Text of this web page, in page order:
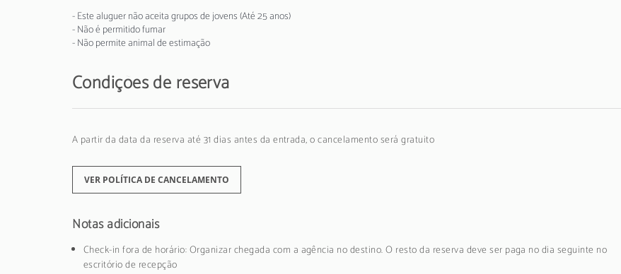
- Este aluguer não aceita grupos de jovens (Até 25 anos)
- Não é permitido fumar
- Não permite animal de estimação
Condições de reserva
A partir da data da reserva até 31 dias antes da entrada, o cancelamento será gratuito
VER POLÍTICA DE CANCELAMENTO
Notas adicionais
Check-in fora de horário: Organizar chegada com a agência no destino. O resto da reserva deve ser paga no dia seguinte no
escritório de recepção